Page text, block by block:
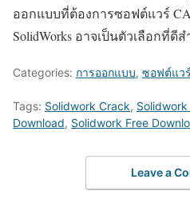
ออกแบบที่ต้องการซอฟต์แวร์
SolidWorks อาจเป็นตัวเลือกที่
Categories: การออกแบบ, ซอฟต์แวร์
Tags: Solidwork Crack,
Download, Solidwork Free
Leave a